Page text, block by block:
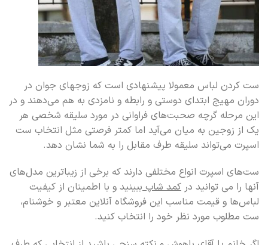
ست کردن لباس معمولا پیشنهادی است که زوج‎های جوان در
دوران مهیج ابتدای دوستی و رابطه و نامزدی به هم می‌دهند و در
این مرحله گرچه صحبت‌های فراوانی در مورد سلیقه شخصی هر
یک از زوجین به میان می‌آید اما کمتر فرصتی مثل انتخاب ست
اسپرت می‌تواند سلیقه طرف مقابل را به شما نشان دهد.
ست‌های اسپرت انواع مختلفی دارند که برخی از زیباترین مدل‌های
آنها را می توانید در کمد شاپببینید و با اطمینان از کیفیت
لباس‌ها و قیمت مناسب این فروشگاه آنلاین معتبر و خوشنام،
ست مطلوب مورد نظر خود را انتخاب کنید.